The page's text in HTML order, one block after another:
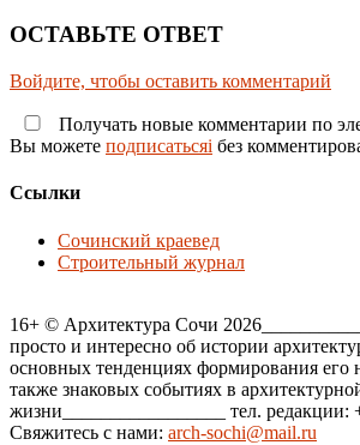
ОСТАВЬТЕ ОТВЕТ
Войдите, чтобы оставить комментарий
Получать новые комментарии по
Вы можете подписатьсяi без
Ссылки
Сочинский краевед
Строительный журнал
16+ © Архитектура Сочи
просто и интересно об истории
основных тенденциях формирования его
также знаковых событиях в
жизни_________________ тел. редакции:
Свяжитесь с нами: arch-sochi@mail.ru